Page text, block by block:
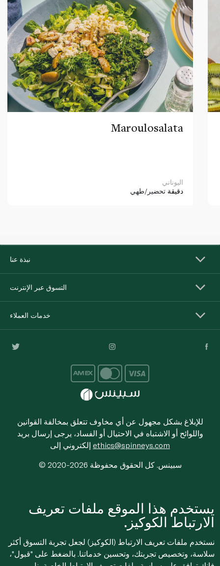
Maroulosalata
اليوناني
دقيقة تحضير/طهي
نبذة عنا
التسوق عبر الإنترنت
خدمات العملاء
للإبلاغ بشكل مجهول عن أي مخاوف تتعلق بمخالفة القوانين
واللوائح أو الاشتباه في الاحتيال أو الفساد، يرجى إرسال بريد
ethics@spinneys.com
© 2020-2026 سبينس. كل الحقوق محفوظة
يستخدم هذا الموقع ملفات تعريف
الارتباط الكوكيز.
نستخدم ملفات تعريف الارتباط (الكوكيز) لجعل تجربة التسوق أكثر
سلاسة، وتخصيص تجربتك، وتحسين خدماتنا. بالضغط على "قبول"،